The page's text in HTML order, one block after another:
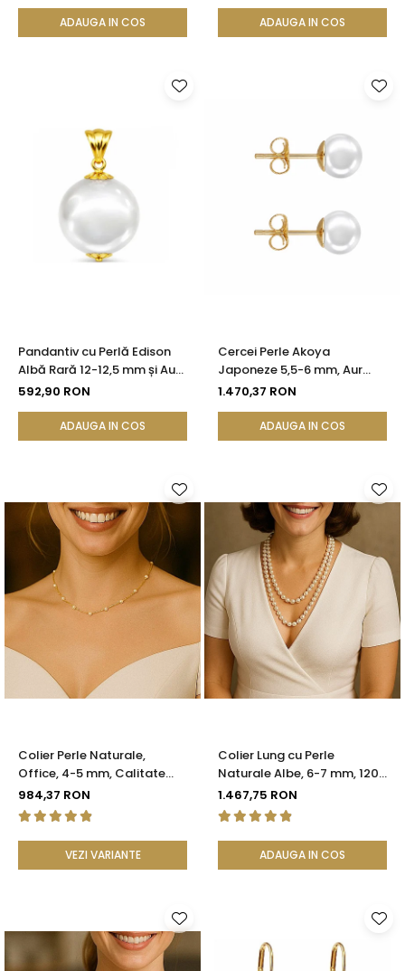
ADAUGA IN COS ADAUGA IN COS
Pandantiv cu Perlă Edison
Albă Rară 12-12,5 mm și Aur
Galben 14K (aur 585) |
592,90 RON
ADAUGA IN COS
Cercei Perle Akoya
Japoneze 5,5-6 mm, Aur
Galben 14K, Tip Șurub -
1.470,37 RON
ADAUGA IN COS
Colier Perle Naturale,
Office, 4-5 mm, Calitate
AAA, Aur 14K | KASKADDA®
984,37 RON
VEZI VARIANTE
Colier Lung cu Perle
Naturale Albe, 6-7 mm, 120
cm, Închizătoare Argint 925
| KASKADDA®
1.467,75 RON
ADAUGA IN COS